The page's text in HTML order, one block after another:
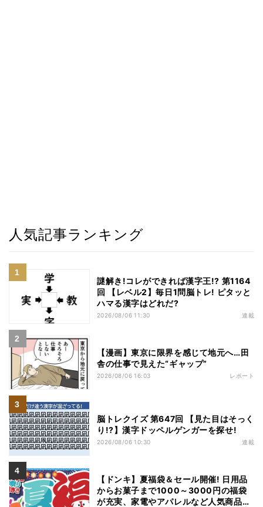
人気記事ランキング
謎解き!コレができれば漢字王!? 第1164
回 【レベル2】毎日1問脳トレ! ピタッと
ハマる漢字はどれだ?
2026/08/06 11:30 連載
【漫画】東京に限界を感じて地元へ…田
舎の仕事で見えた“ギャップ”
2026/08/06 16:03 レポート
脳トレクイズ 第647回 【見た目はそっく
り!?】漢字ドッペルゲンガーを探せ!
2026/08/06 10:30 連載
【ドンキ】夏福袋＆セール開催! 日用品
からお菓子まで1000～3000円の福袋
が充実、家電やアパレルなど人気商品も